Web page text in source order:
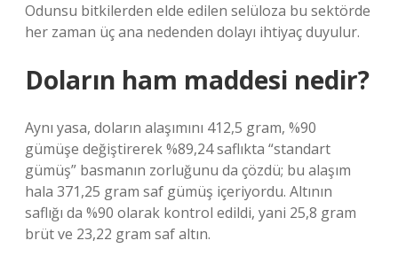
Odunsu bitkilerden elde edilen selüloza bu sektörde
her zaman üç ana nedenden dolayı ihtiyaç duyulur.
Doların ham maddesi nedir?
Aynı yasa, doların alaşımını 412,5 gram, %90
gümüşe değiştirerek %89,24 saflıkta “standart
gümüş” basmanın zorluğunu da çözdü; bu alaşım
hala 371,25 gram saf gümüş içeriyordu. Altının
saflığı da %90 olarak kontrol edildi, yani 25,8 gram
brüt ve 23,22 gram saf altın.